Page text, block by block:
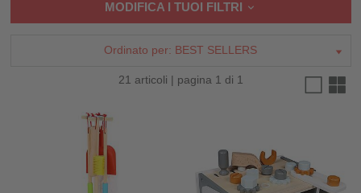
MODIFICA I TUOI FILTRI
Ordinato per: BEST SELLERS
21 articoli | pagina 1 di 1